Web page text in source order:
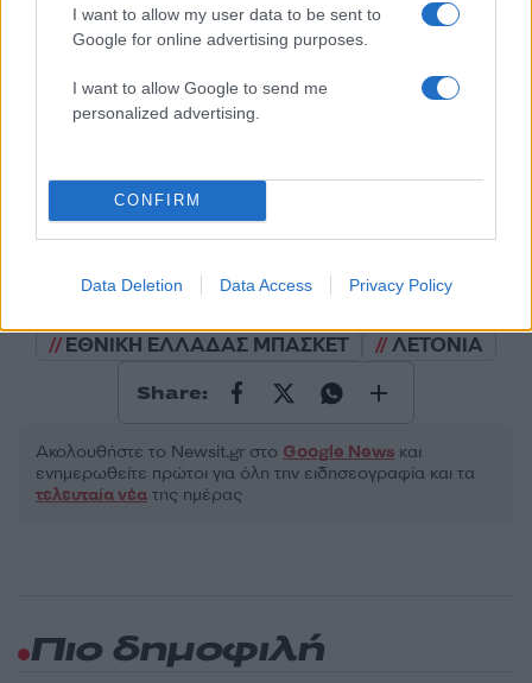
I want to allow my user data to be sent to
Google for online advertising purposes.
I want to allow Google to send me
personalized advertising.
CONFIRM
Data Deletion Data Access Privacy Policy
50 /50
Υποβολή σχολίου
Όροι Χρήσης της Google.
ΕΘΝΙΚΗ ΕΛΛΑΔΑΣ ΜΠΑΣΚΕΤ
ΛΕΤΟΝΙΑ
Share:
Ακολουθήστε το Νewsit.gr στο Google News και
ενημερωθείτε πρώτοι για όλη την ειδησεογραφία και τα
τελευταία νέα της ημέρας
Πιο δημοφιλή